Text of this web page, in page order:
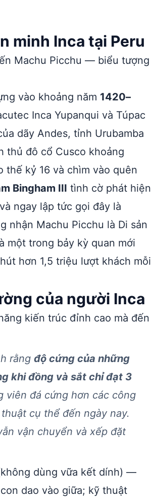
minh Inca tại Peru
Machu Picchu — biểu tượng
vào khoảng năm 1420–
Inca Yupanqui và Túpac
dãy Andes, tỉnh Urubamba
thủ đô cổ Cusco khoảng
thế kỷ 16 và chìm vào quên
Bingham III tình cờ phát hiện
ngay lập tức gọi đây là
nhận Machu Picchu là Di sản
một trong bảy kỳ quan mới
hơn 1,5 triệu lượt khách mỗi
của người Inca
kiến trúc đỉnh cao mà đến
rằng độ cứng của những
khi đồng và sắt chỉ đạt 3
viên đá cứng hơn các công
cụ thể đến ngày nay.
vận chuyển và xếp đặt
dùng vữa kết dính) —
dao vào giữa; kỹ thuật